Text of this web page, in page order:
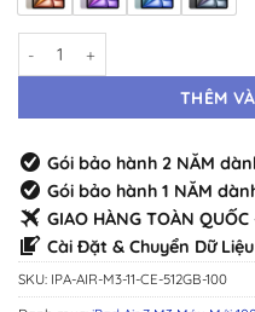
iPad Air 7 M3 11" 5G 512GB
THÊM
Gói bảo hành 2 NĂM
Gói bảo hành 1 NĂM
GIAO HÀNG TOÀN
Cài Đặt & Chuyển Dữ
SKU: IPA-AIR-M3-11-CE-512GB-100